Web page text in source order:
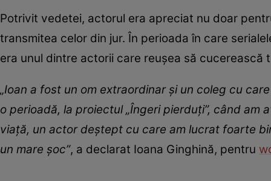
Potrivit vedetei, actorul era apreciat nu doar
transmitea celor din jur. În perioada în care
era unul dintre actorii care reușea să
„Ioan a fost un om extraordinar și un coleg cu
o perioadă, la proiectul „Îngeri pierduți”, când am
viață, un actor deștept cu care am lucrat foarte
un mare șoc”, a declarat Ioana Ginghină, pentru